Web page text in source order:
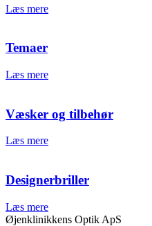
Læs mere
Temaer
Læs mere
Væsker og tilbehør
Læs mere
Designerbriller
Læs mere
Øjenklinikkens Optik ApS